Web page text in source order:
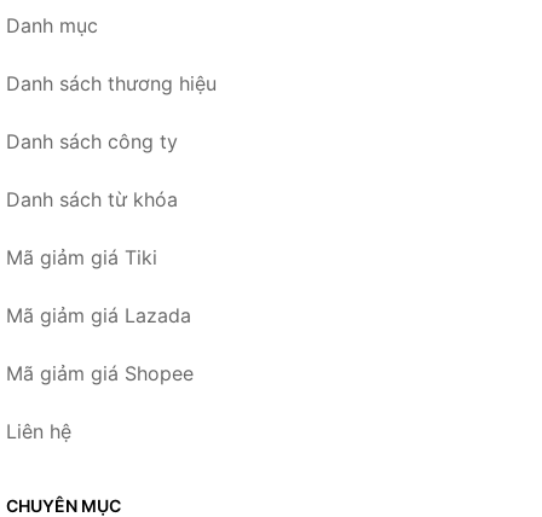
Danh mục
Danh sách thương hiệu
Danh sách công ty
Danh sách từ khóa
Mã giảm giá Tiki
Mã giảm giá Lazada
Mã giảm giá Shopee
Liên hệ
CHUYÊN MỤC